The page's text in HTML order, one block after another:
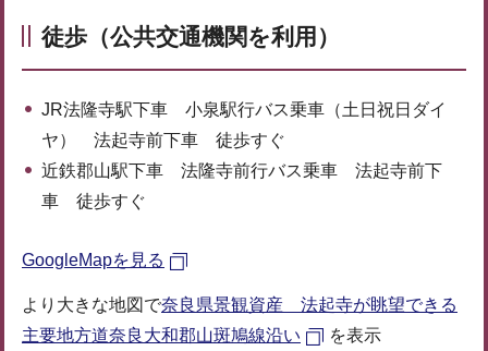
徒歩（公共交通機関を利用）
JR法隆寺駅下車 小泉駅行バス乗車（土日祝日ダイ
ヤ） 法起寺前下車 徒歩すぐ
近鉄郡山駅下車 法隆寺前行バス乗車 法起寺前下
車 徒歩すぐ
GoogleMapを見る
より大きな地図で奈良県景観資産 法起寺が眺望できる
主要地方道奈良大和郡山斑鳩線沿い
を表示